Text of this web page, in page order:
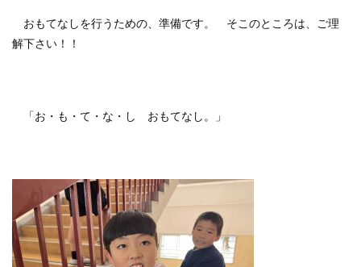
おもてなしを行うための、準備です。 そこのところは、ご理
解下さい！！
「お・も・て・な・し おもてなし。」